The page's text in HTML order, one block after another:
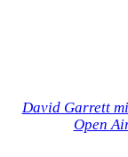
David Garrett
Open